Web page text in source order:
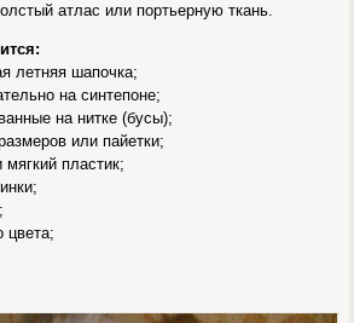
атлас или портьерную ткань.
летняя шапочка;
на синтепоне;
на нитке (бусы);
или пайетки;
пластик;
цвета;